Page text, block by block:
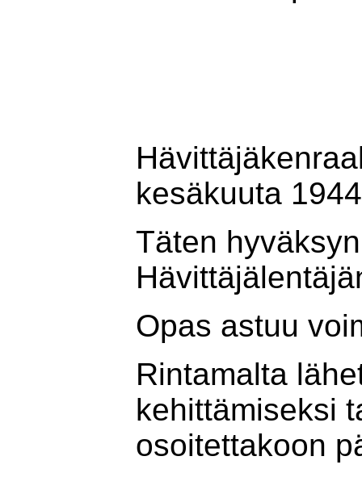
kesäkuuta 1944
Täten
Opas astuu
Rintamalta
kehittämiseksi
osoitettakoon